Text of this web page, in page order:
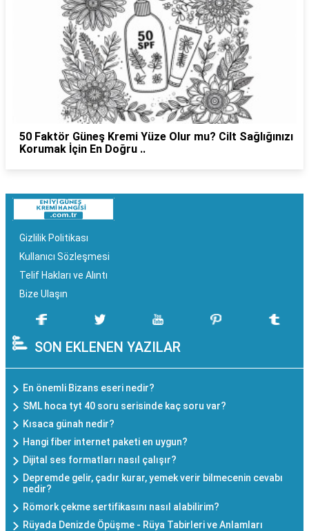
50 Faktör Güneş Kremi Yüze Olur mu? Cilt Sağlığınızı
Korumak İçin En Doğru ..
Gizlilik Politikası
Kullanıcı Sözleşmesi
Telif Hakları ve Alıntı
Bize Ulaşın
SON EKLENEN YAZILAR
En önemli Bizans eseri nedir?
SML hoca tyt 40 soru serisinde kaç soru var?
Kısaca günah nedir?
Hangi fiber internet paketi en uygun?
Dijital ses formatları nasıl çalışır?
Depremde gelir, çadır kurar, yemek verir bilmecenin cevabı
nedir?
Römork çekme sertifikasını nasıl alabilirim?
Rüyada Denizde Öpüşme - Rüya Tabirleri ve Anlamları